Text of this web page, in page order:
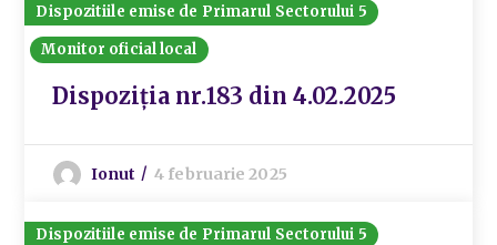
Dispozitiile emise de Primarul Sectorului 5
Monitor oficial local
Dispoziția nr.183 din 4.02.2025
Ionut 4 februarie 2025
Dispozitiile emise de Primarul Sectorului 5